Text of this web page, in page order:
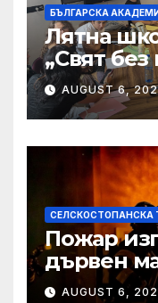
БЪЛГАРСКА
Лятна
„Свят без
AUGUST 6,
СЕЛСКОСТОПАНСКА
Пожар
дървен
AUGUST 6,